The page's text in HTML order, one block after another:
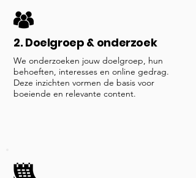
2. Doelgroep & onderzoek
We onderzoeken jouw doelgroep, hun
behoeften, interesses en online gedrag.
Deze inzichten vormen de basis voor
boeiende en relevante content.